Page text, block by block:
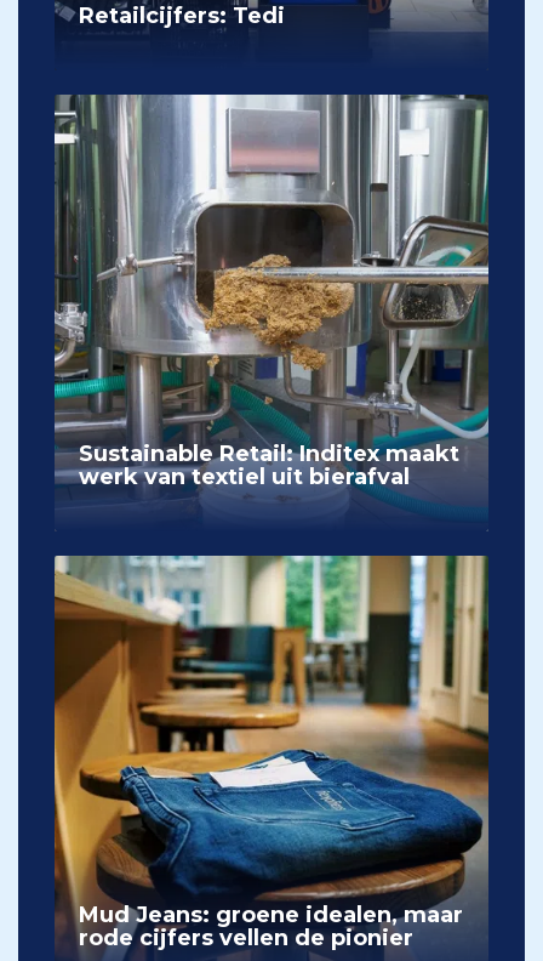
Retailcijfers: Tedi
Sustainable Retail: Inditex maakt
werk van textiel uit bierafval
Mud Jeans: groene idealen, maar
rode cijfers vellen de pionier